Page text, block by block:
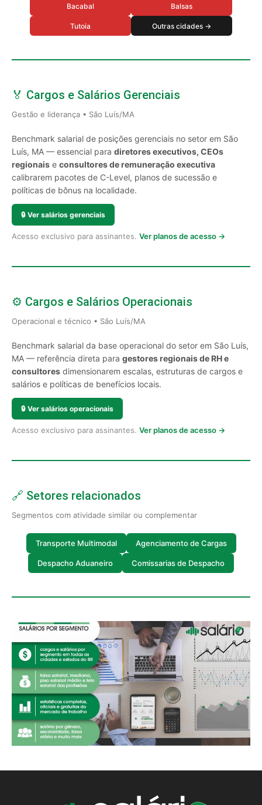
Bacabal Balsas
Tutoia Outras cidades →
🏅 Cargos e Salários Gerenciais
Gestão e liderança • São Luís/MA
Benchmark salarial de posições gerenciais no setor em São
Luís, MA — essencial para diretores executivos, CEOs
regionais e consultores de remuneração executiva
calibrarem pacotes de C-Level, planos de sucessão e
políticas de bônus na localidade.
🔒 Ver salários gerenciais
Acesso exclusivo para assinantes. Ver planos de acesso →
⚙️ Cargos e Salários Operacionais
Operacional e técnico • São Luís/MA
Benchmark salarial da base operacional do setor em São Luís,
MA — referência direta para gestores regionais de RH e
consultores dimensionarem escalas, estruturas de cargos e
salários e políticas de benefícios locais.
🔒 Ver salários operacionais
Acesso exclusivo para assinantes. Ver planos de acesso →
🔗 Setores relacionados
Segmentos com atividade similar ou complementar
Transporte Multimodal Agenciamento de Cargas
Despacho Aduaneiro Comissarias de Despacho